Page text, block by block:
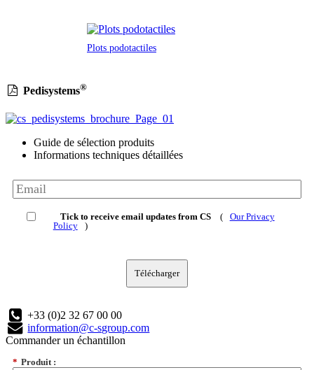
Plots podotactiles
Pedisystems®
Guide de sélection produits
Informations techniques détaillées
Tick to receive email updates from CS (
Our Privacy
Policy
)
Télécharger
+33 (0)2 32 67 00 00
information@c-sgroup.com
Commander un échantillon
* Produit :